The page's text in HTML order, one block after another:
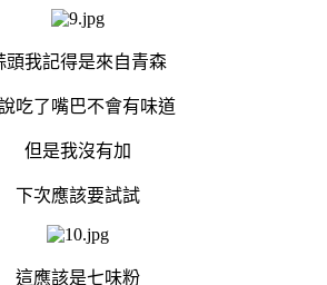
頭我記得是來自青森
吃了嘴巴不會有味道
但是我沒有加
下次應該要試試
這應該是七味粉